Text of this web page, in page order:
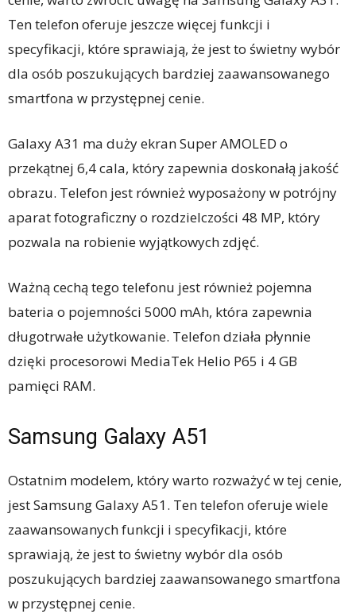
Ten telefon oferuje jeszcze więcej funkcji i
specyfikacji, które sprawiają, że jest to świetny wybór
dla osób poszukujących bardziej zaawansowanego
smartfona w przystępnej cenie.
Galaxy A31 ma duży ekran Super AMOLED o
przekątnej 6,4 cala, który zapewnia doskonałą jakość
obrazu. Telefon jest również wyposażony w potrójny
aparat fotograficzny o rozdzielczości 48 MP, który
pozwala na robienie wyjątkowych zdjęć.
Ważną cechą tego telefonu jest również pojemna
bateria o pojemności 5000 mAh, która zapewnia
długotrwałe użytkowanie. Telefon działa płynnie
dzięki procesorowi MediaTek Helio P65 i 4 GB
pamięci RAM.
Samsung Galaxy A51
Ostatnim modelem, który warto rozważyć w tej cenie,
jest Samsung Galaxy A51. Ten telefon oferuje wiele
zaawansowanych funkcji i specyfikacji, które
sprawiają, że jest to świetny wybór dla osób
poszukujących bardziej zaawansowanego smartfona
w przystępnej cenie.